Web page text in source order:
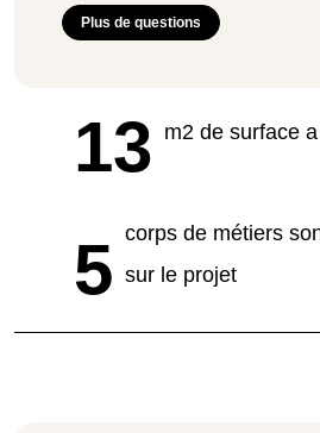
Plus de questions
13 m2 de surface
5 corps de métiers
sur le projet